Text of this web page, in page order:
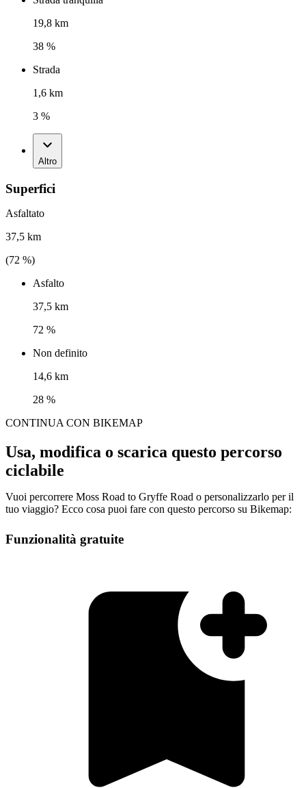
19,8 km
38 %
Strada
1,6 km
3 %
Altro
Superfici
Asfaltato
37,5 km
(72 %)
Asfalto
37,5 km
72 %
Non definito
14,6 km
28 %
CONTINUA CON BIKEMAP
Usa, modifica o scarica questo percorso
ciclabile
Vuoi percorrere Moss Road to Gryffe Road o personalizzarlo per il
tuo viaggio? Ecco cosa puoi fare con questo percorso su Bikemap:
Funzionalità gratuite